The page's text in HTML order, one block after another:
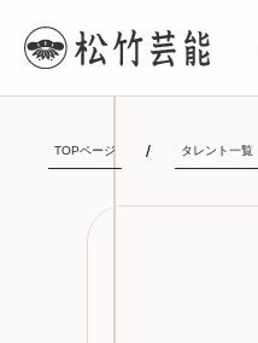
TOPページ タレント一覧